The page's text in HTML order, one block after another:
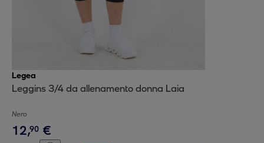
Legea
Leggins 3/4 da allenamento donna Laia
Nero
12,90 €